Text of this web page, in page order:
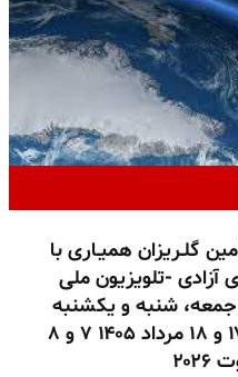
گلـریزان همیـاری با
آزادی -تلویزیون ملی
جمعه، شنبه و یکشنبه
۱۶ ، ۱۷ و ۱۸ مرداد ۱۴۰۵ ۷ و ۸